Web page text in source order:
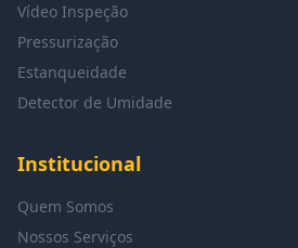
Vídeo Inspeção
Pressurização
Estanqueidade
Detector de Umidade
Institucional
Quem Somos
Nossos Serviços